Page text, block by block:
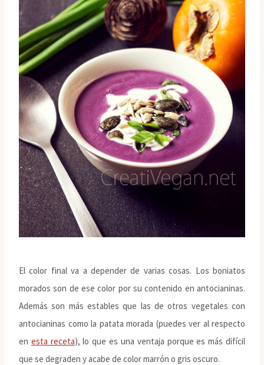
El color final va a depender de varias cosas. Los boniatos
morados son de ese color por su contenido en antocianinas.
Además son más estables que las de otros vegetales con
antocianinas como la patata morada (puedes ver al respecto
en esta receta), lo que es una ventaja porque es más difícil
que se degraden y acabe de color marrón o gris oscuro.